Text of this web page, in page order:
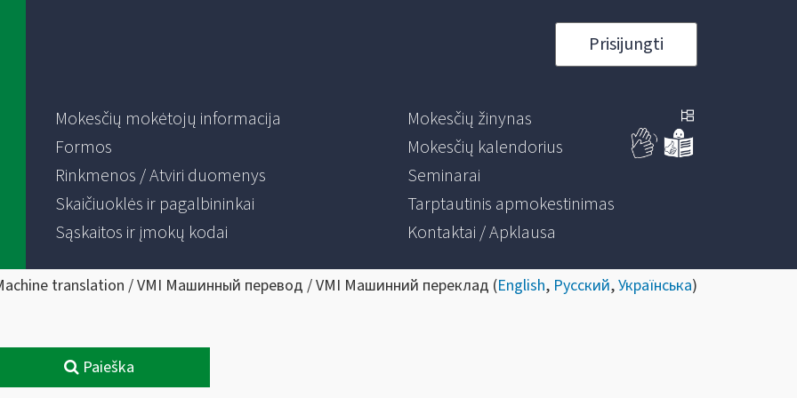
Prisijungti
Mokesčių mokėtojų informacija
Formos
Rinkmenos / Atviri duomenys
Skaičiuoklės ir pagalbininkai
Sąskaitos ir įmokų kodai
Mokesčių žinynas
Mokesčių kalendorius
Seminarai
Tarptautinis apmokestinimas
Kontaktai / Apklausa
translation / VMI Машинный перевод / VMI Машинний переклад (English, Русский,Українська)
Paieška